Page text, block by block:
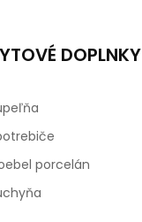
DOPLNKY
porcelán